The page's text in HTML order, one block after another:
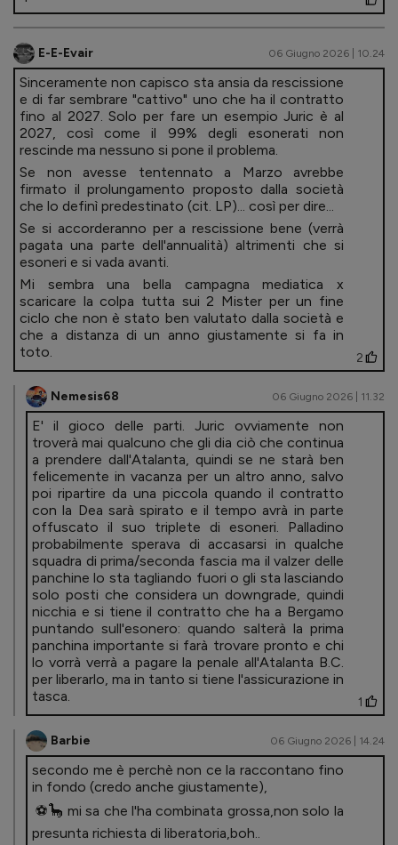
E-E-Evair 06 Giugno 2026 | 10.24
Sinceramente non capisco sta ansia da rescissione
e di far sembrare "cattivo" uno che ha il contratto
fino al 2027. Solo per fare un esempio Juric è al
2027, così come il 99% degli esonerati non
rescinde ma nessuno si pone il problema.
Se non avesse tentennato a Marzo avrebbe
firmato il prolungamento proposto dalla società
che lo definì predestinato (cit. LP)... così per dire...
Se si accorderanno per a rescissione bene (verrà
pagata una parte dell'annualità) altrimenti che si
esoneri e si vada avanti.
Mi sembra una bella campagna mediatica x
scaricare la colpa tutta sui 2 Mister per un fine
ciclo che non è stato ben valutato dalla società e
che a distanza di un anno giustamente si fa in
toto.
2
Nemesis68 06 Giugno 2026 | 11.32
E' il gioco delle parti. Juric ovviamente non
troverà mai qualcuno che gli dia ciò che continua
a prendere dall'Atalanta, quindi se ne starà ben
felicemente in vacanza per un altro anno, salvo
poi ripartire da una piccola quando il contratto
con la Dea sarà spirato e il tempo avrà in parte
offuscato il suo triplete di esoneri. Palladino
probabilmente sperava di accasarsi in qualche
squadra di prima/seconda fascia ma il valzer delle
panchine lo sta tagliando fuori o gli sta lasciando
solo posti che considera un downgrade, quindi
nicchia e si tiene il contratto che ha a Bergamo
puntando sull'esonero: quando salterà la prima
panchina importante si farà trovare pronto e chi
lo vorrà verrà a pagare la penale all'Atalanta B.C.
per liberarlo, ma in tanto si tiene l'assicurazione in
tasca.
1
Barbie 06 Giugno 2026 | 14.24
secondo me è perchè non ce la raccontano fino
in fondo (credo anche giustamente),
⚽️🦕 mi sa che l'ha combinata grossa,non solo la
presunta richiesta di liberatoria,boh..